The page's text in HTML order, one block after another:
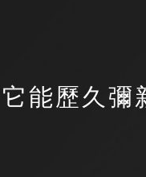
能歷久彌